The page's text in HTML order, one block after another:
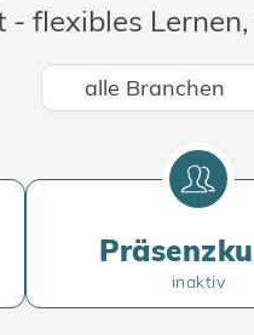
- flexibles
inaktiv